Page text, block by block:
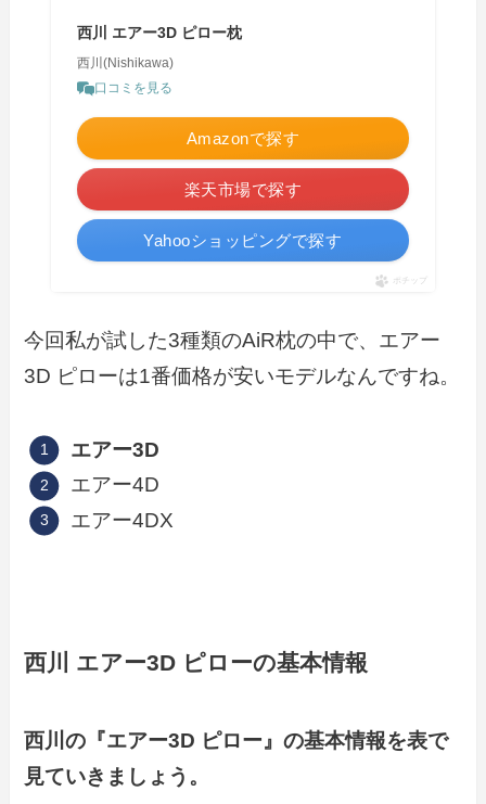
西川 エアー3D ピロー枕
西川(Nishikawa)
口コミを見る
Amazonで探す
楽天市場で探す
Yahooショッピングで探す
ポチップ
今回私が試した3種類のAiR枕の中で、エアー
3D ピローは1番価格が安いモデルなんですね。
エアー3D
エアー4D
エアー4DX
西川 エアー3D ピローの基本情報
西川の『エアー3D ピロー』の基本情報を表で
見ていきましょう。